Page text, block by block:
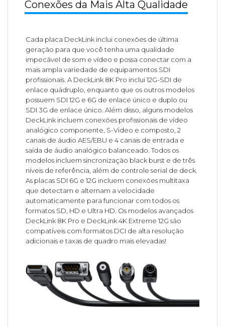
Conexões da Mais Alta Qualidade
Cada placa DeckLink inclui conexões de última
geração para que você tenha uma qualidade
impecável de som e vídeo e possa conectar com a
mais ampla variedade de equipamentos SDI
profissionais. A DeckLink 8K Pro inclui 12G-SDI de
enlace quádruplo, enquanto que os outros modelos
possuem SDI 12G e 6G de enlace único e duplo ou
SDI 3G de enlace único. Além disso, alguns modelos
DeckLink incluem conexões profissionais de vídeo
analógico componente, S-Video e composto, 2
canais de áudio AES/EBU e 4 canais de entrada e
saída de áudio analógico balanceado. Todos os
modelos incluem sincronização black burst e de três
níveis de referência, além de controle serial de deck.
As placas SDI 6G e 12G incluem conexões multitaxa
que detectam e alternam a velocidade
automaticamente para funcionar com todos os
formatos SD, HD e Ultra HD. Os modelos avançados
DeckLink 8K Pro e DeckLink 4K Extreme 12G são
compatíveis com formatos DCI de alta resolução
adicionais e taxas de quadro mais elevadas!